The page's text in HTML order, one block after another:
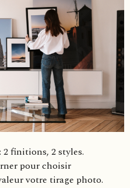
finitions, 2 styles.
pour choisir
votre tirage photo.